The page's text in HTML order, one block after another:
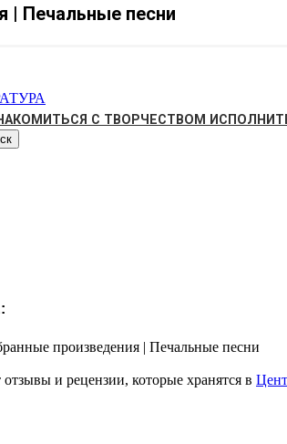
| Печальные песни
С ТВОРЧЕСТВОМ
произведения | Печальные песни
и рецензии, которые хранятся в